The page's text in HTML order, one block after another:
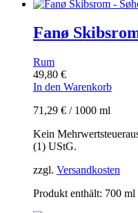
Fanø
Rum
49,80 €
In den Warenkorb
71,29 € / 1000 ml
Kein
(1) UStG.
zzgl. Versandkosten
Produkt enthält: 700 ml